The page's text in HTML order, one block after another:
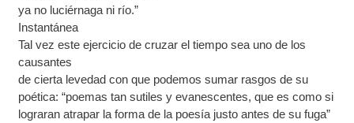
ya no luciérnaga ni río.”
Instantánea
Tal vez este ejercicio de cruzar el tiempo sea uno de los
causantes
de cierta levedad con que podemos sumar rasgos de su
poética: “poemas tan sutiles y evanescentes, que es como si
lograran atrapar la forma de la poesía justo antes de su fuga”